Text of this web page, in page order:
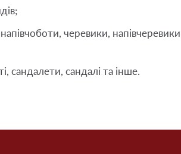
черевики,
сандалети, сандалі та інше.